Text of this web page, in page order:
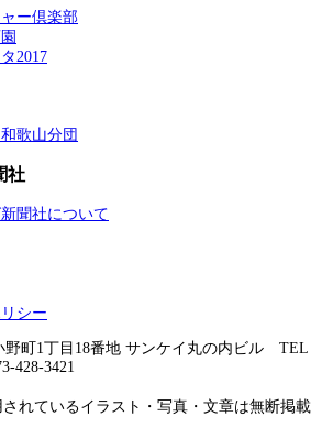
ー倶楽部
2017
歌山分団
社
聞社について
シー
野町1丁目18番地 サンケイ丸の内ビル TEL
428-3421
れているイラスト・写真・文章は無断掲載